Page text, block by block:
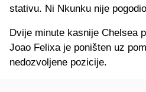
stativu. Ni Nkunku nije
Dvije minute kasnije Chelsea
Joao Felixa je poništen uz
nedozvoljene pozicije.